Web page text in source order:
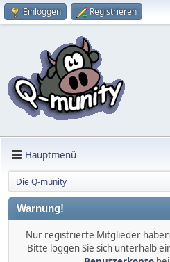
Einloggen Registrieren
Hauptmenü
Die Q-munity
Warnung!
Nur registrierte Mitglieder
Bitte loggen Sie sich unterhalb